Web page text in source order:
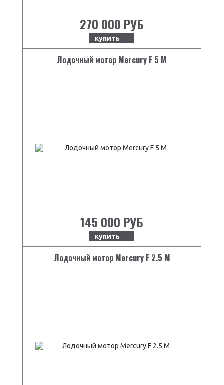
270 000 РУБ
купить
Лодочный мотор Mercury F 5 M
145 000 РУБ
купить
Лодочный мотор Mercury F 2.5 M